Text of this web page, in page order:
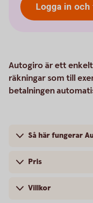
Logga in
Autogiro är ett
räkningar som till
betalningen
Så här fungerar
Pris
Villkor